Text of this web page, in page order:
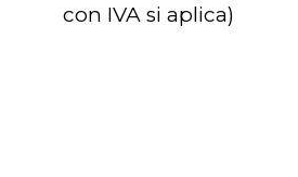
con IVA si aplica)